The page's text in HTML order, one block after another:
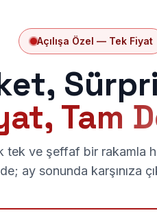
Açılışa Özel — Tek Fiyat
Tam
tek ve şeffaf bir rakamla
ay sonunda karşınıza